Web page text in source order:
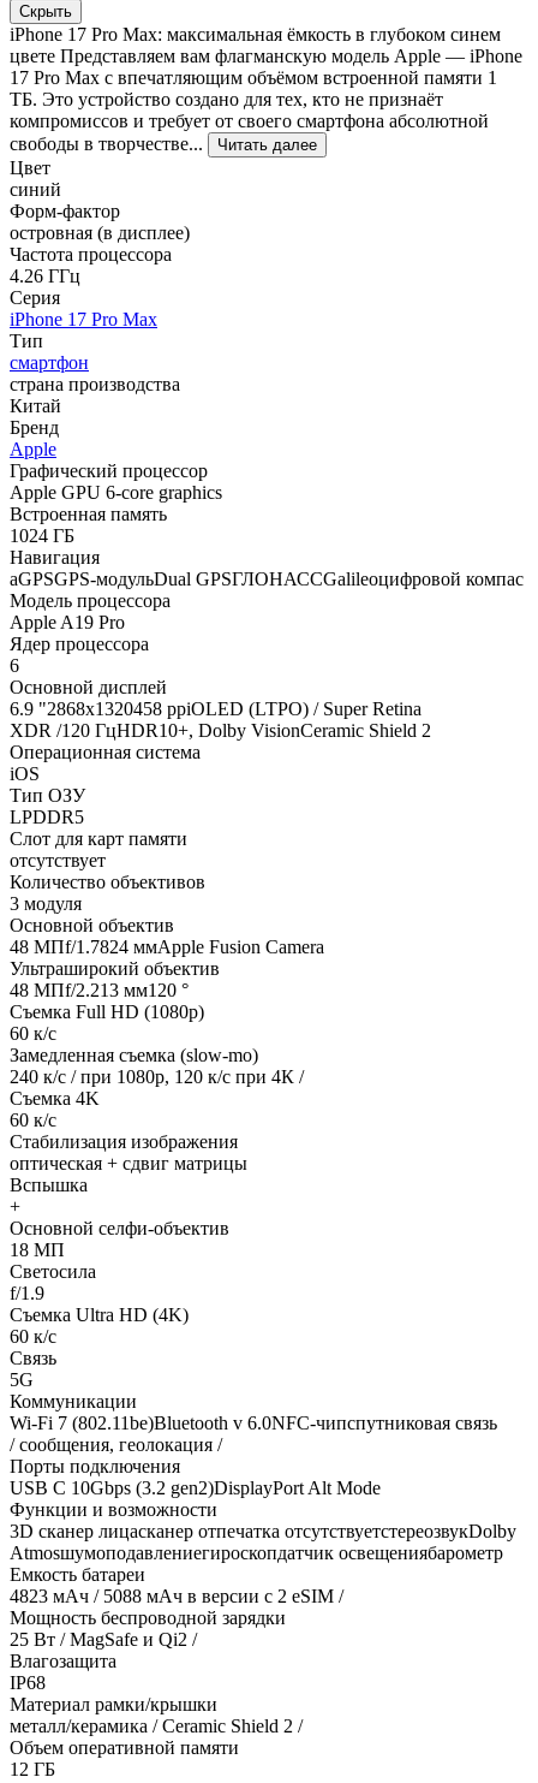
Скрыть
iPhone 17 Pro Max: максимальная ёмкость в глубоком синем
цвете Представляем вам флагманскую модель Apple — iPhone
17 Pro Max с впечатляющим объёмом встроенной памяти 1
ТБ. Это устройство создано для тех, кто не признаёт
компромиссов и требует от своего смартфона абсолютной
свободы в творчестве...
Читать далее
Цвет
синий
Форм-фактор
островная (в дисплее)
Частота процессора
4.26 ГГц
Серия
iPhone 17 Pro Max
Тип
смартфон
страна производства
Китай
Бренд
Apple
Графический процессор
Apple GPU 6-core graphics
Встроенная память
1024 ГБ
Навигация
aGPSGPS-модульDual GPSГЛОНАССGalileoцифровой компас
Модель процессора
Apple A19 Pro
Ядер процессора
6
Основной дисплей
6.9 "2868x1320458 ppiOLED (LTPO) / Super Retina
XDR /120 ГцHDR10+, Dolby VisionCeramic Shield 2
Операционная система
iOS
Тип ОЗУ
LPDDR5
Слот для карт памяти
отсутствует
Количество объективов
3 модуля
Основной объектив
48 МПf/1.7824 ммApple Fusion Camera
Ультраширокий объектив
48 МПf/2.213 мм120 °
Съемка Full HD (1080p)
60 к/с
Замедленная съемка (slow-mo)
240 к/с / при 1080р, 120 к/с при 4К /
Съемка 4K
60 к/с
Стабилизация изображения
оптическая + сдвиг матрицы
Вспышка
+
Основной селфи-объектив
18 МП
Светосила
f/1.9
Съемка Ultra HD (4K)
60 к/с
Связь
5G
Коммуникации
Wi-Fi 7 (802.11be)Bluetooth v 6.0NFC-чипспутниковая связь
/ сообщения, геолокация /
Порты подключения
USB C 10Gbps (3.2 gen2)DisplayPort Alt Mode
Функции и возможности
3D сканер лицасканер отпечатка отсутствуетстереозвукDolby
Atmosшумоподавлениегироскопдатчик освещениябарометр
Емкость батареи
4823 мАч / 5088 мАч в версии с 2 eSIM /
Мощность беспроводной зарядки
25 Вт / MagSafe и Qi2 /
Влагозащита
IP68
Материал рамки/крышки
металл/керамика / Ceramic Shield 2 /
Объем оперативной памяти
12 ГБ